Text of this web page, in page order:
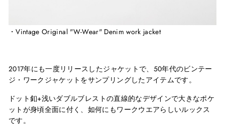
・Vintage Original "W-Wear" Denim work jacket
2017年にも一度リリースしたジャケットで、 50年代のビンテー
ジ・ワークジャケットをサンプリングしたアイテムです。
ドット釦+浅いダブルブレストの直線的なデザインで大きなポケ
ットが身頃全面に付く、如何にもワークウエアらしいルックス
です。